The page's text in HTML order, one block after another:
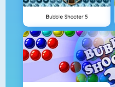
Bubble Shooter 5